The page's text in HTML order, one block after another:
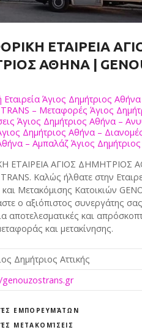
ΕΤΑΙΡΕΙΑ
ΑΘΗΝΑ |
Άγιος Δημήτριος
TRANS – Μεταφορές Άγιος
Άγιος Δημήτριος Αθήνα –
Δημήτριος Αθήνα –
– Αμπαλάζ Άγιος
ΕΤΑΙΡΕΙΑ ΑΓΙΟΣ ΔΗΜΗΤΡΙΟΣ
Καλώς ήλθατε στην
Μετακόμισης Κατοικιών
ο αξιόπιστος συνεργάτης
αποτελεσματικές και
και μετακίνησης.
Δημήτριος Αττικής
ΕΜΠΟΡΕΥΜΆΤΩΝ
ΜΕΤΑΚΟΜΊΣΕΙΣ